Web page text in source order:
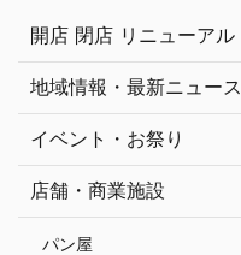
開店 閉店 リニューアル
地域情報・最新ニュース
イベント・お祭り
店舗・商業施設
パン屋